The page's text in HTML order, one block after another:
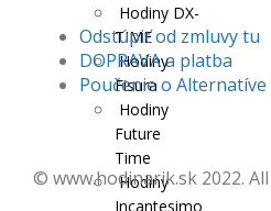
Hodiny DX-
TIME
Hodiny
Fisura
Hodiny
Future
Time
Hodiny
Incantesimo
Odstúpiť od zmluvy tu
DOPRAVA a platba
Poučenie o
© www.hodinarik.sk 2022.